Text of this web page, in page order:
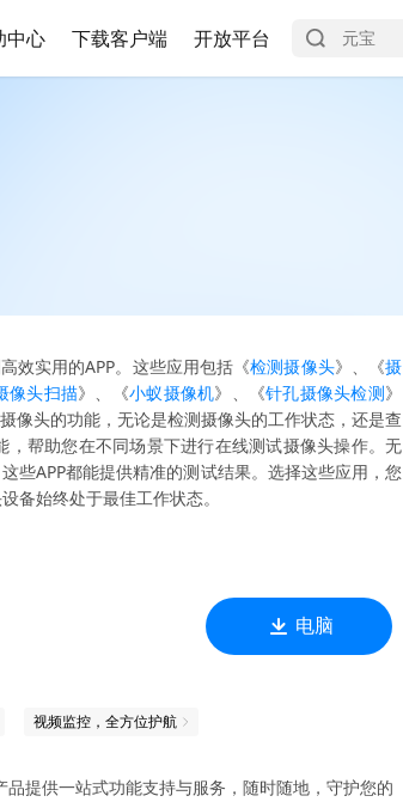
中心 下载客户端 开放平台
效实用的APP。这些应用包括《检测摄像头》、《摄
像头扫描》、《小蚁摄像机》、《针孔摄像头检测》
像头的功能，无论是检测摄像头的工作状态，还是查
帮助您在不同场景下进行在线测试摄像头操作。无
些APP都能提供精准的测试结果。选择这些应用，您
备始终处于最佳工作状态。
电脑
视频监控，全方位护航
提供一站式功能支持与服务，随时随地，守护您的